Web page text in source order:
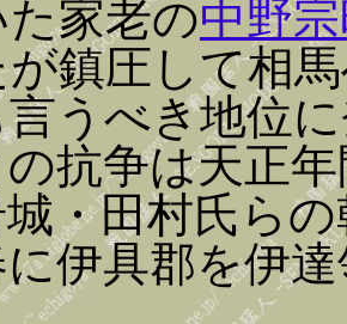
家老の中野
鎮圧して相
うべき地位
抗争は天正
・田村氏ら
伊具郡を伊